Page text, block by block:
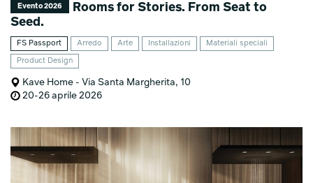
Evento 2026
Rooms for Stories. From Seat to
Seed.
FS Passport Arredo Arte Installazioni Materiali speciali
Product Design
Kave Home - Via Santa Margherita, 10
20-26 aprile 2026